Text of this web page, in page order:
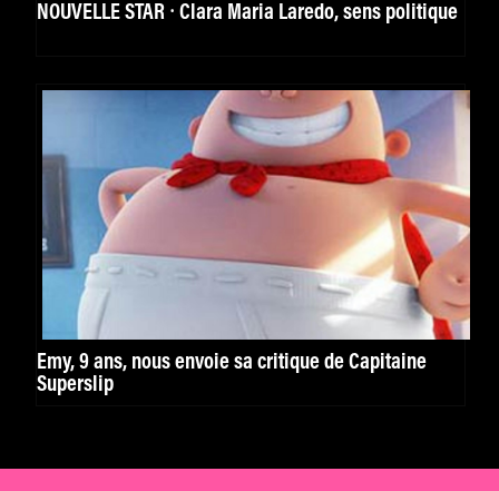
NOUVELLE STAR ⸱ Clara Maria Laredo, sens politique
Emy, 9 ans, nous envoie sa critique de Capitaine
Superslip